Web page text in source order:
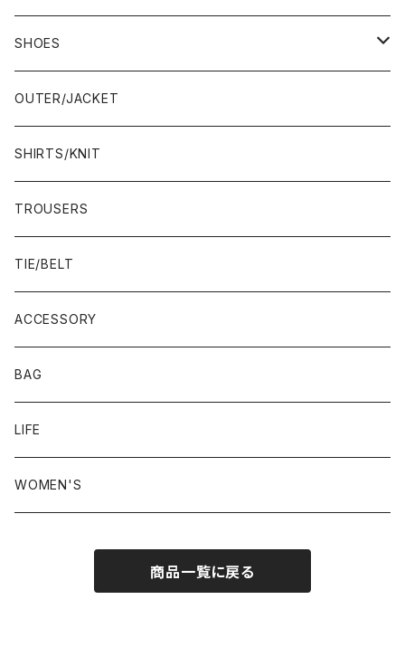
SHOES
21.5-22.0 cm
22.0-22.5 cm
22.5-23.0 cm
23.0-23.5 cm
23.5-24.0 cm
24.0-24.5 cm
24.5-25.0 cm
25.0-25.5 cm
26.0-26.5 cm
OUTER/JACKET
SHIRTS/KNIT
TROUSERS
TIE/BELT
ACCESSORY
BAG
LIFE
WOMEN'S
商品一覧に戻る